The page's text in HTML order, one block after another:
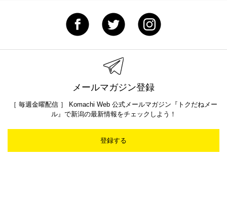
メールマガジン登録
［ 毎週金曜配信 ］ Komachi Web 公式メールマガジン『トクだねメー
ル』で新潟の最新情報をチェックしよう！
登録する